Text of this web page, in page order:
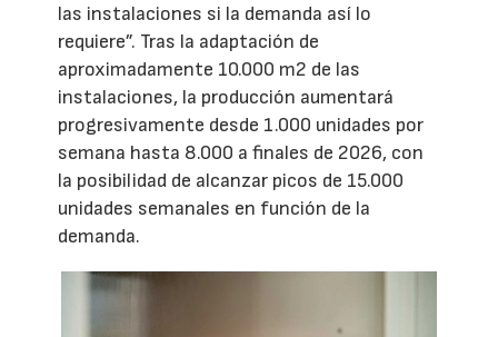
las instalaciones si la demanda así lo
requiere”. Tras la adaptación de
aproximadamente 10.000 m2 de las
instalaciones, la producción aumentará
progresivamente desde 1.000 unidades por
semana hasta 8.000 a finales de 2026, con
la posibilidad de alcanzar picos de 15.000
unidades semanales en función de la
demanda.